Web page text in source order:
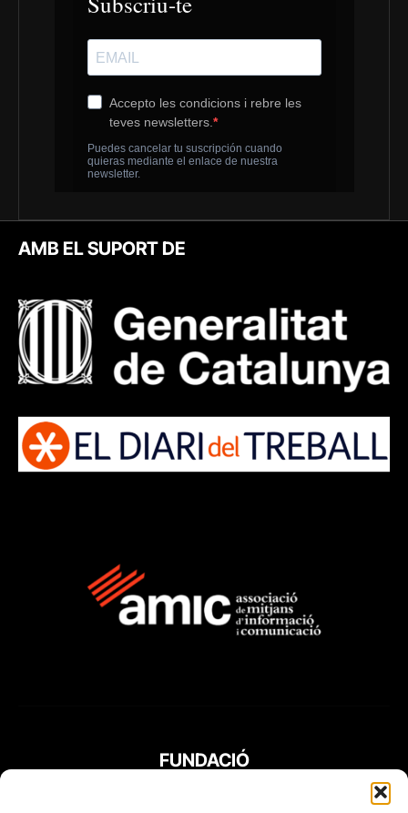
AMB EL SUPORT DE
FUNDACIÓ